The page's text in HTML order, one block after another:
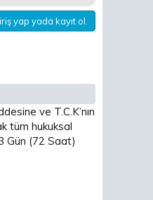
yap yada kayıt ol.
ve T.C.K’nın
tüm hukuksal
Gün (72 Saat)